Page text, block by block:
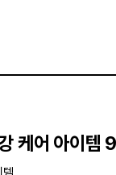
케어 아이템 9